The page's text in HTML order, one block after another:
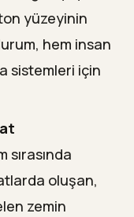
yüzeyinin
hem insan
sistemleri için
sırasında
oluşan,
zemin